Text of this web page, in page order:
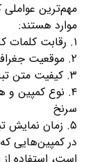
مهم‌ترین عواملی
موارد هستند:
۱. رقابت کلمات کلیدی و حوزه فعالیت
۲. موقعیت جغرافیایی کاربر و محدوده نمایش تبلیغ
۳. کیفیت متن تبلیغ و سازگاری آن با صفحه فرود
۴. نوع کمپین
سرنخ
۵. زمان نمایش تبلیغ و رفتار کاربران در ساعات مختلف
در کمپین‌هایی
است، استفاده